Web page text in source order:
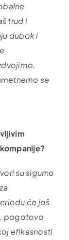
trud i
dubok i
se
su sigurno
će još
pogotovo
efikasnosti